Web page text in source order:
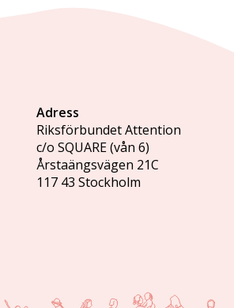
Adress
Riksförbundet Attention
c/o SQUARE (vån 6)
Årstaängsvägen 21C
117 43 Stockholm